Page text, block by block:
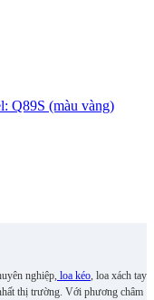
nghiệp, loa kéo, loa xách tay
thị trường. Với phương châm